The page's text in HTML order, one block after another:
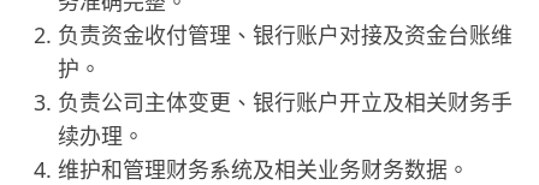
负责资金收付管理、银行账户对接及资金台账维
护。
负责公司主体变更、银行账户开立及相关财务手
续办理。
维护和管理财务系统及相关业务财务数据。